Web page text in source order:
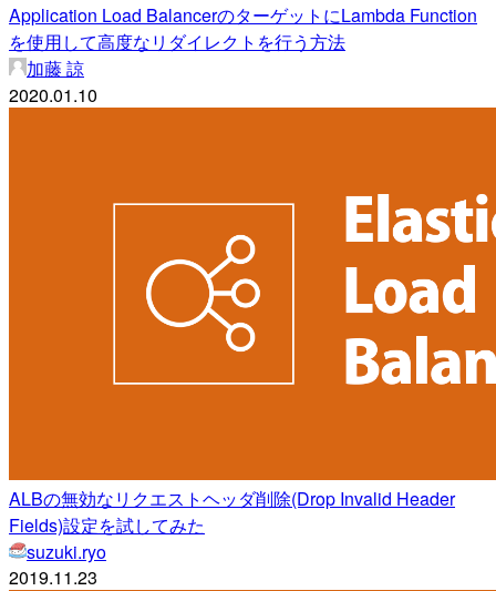
Application Load BalancerのターゲットにLambda Function
を使用して高度なリダイレクトを行う方法
加藤 諒
2020.01.10
ALBの無効なリクエストヘッダ削除(Drop Invalid Header
Fields)設定を試してみた
suzuki.ryo
2019.11.23